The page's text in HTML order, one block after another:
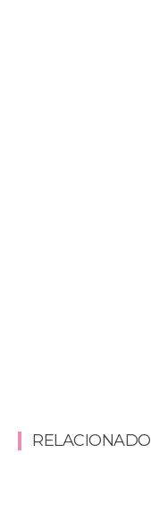
RELACIONADO